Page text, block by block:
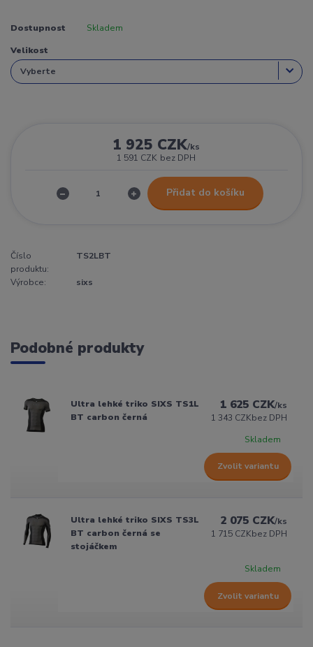
Dostupnost Skladem
Velikost
1 925 CZK/ks
1 591 CZK bez DPH
Přidat do košíku
Číslo
produktu:
TS2LBT
Výrobce: sixs
Podobné produkty
Ultra lehké triko SIXS TS1L
BT carbon černá
1 625 CZK/ks
1 343 CZKbez DPH
Skladem
Zvolit variantu
Ultra lehké triko SIXS TS3L
BT carbon černá se
stojáčkem
2 075 CZK/ks
1 715 CZKbez DPH
Skladem
Zvolit variantu